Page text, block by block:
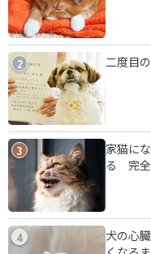
2 二度目
3
家猫に
る 完全
4
犬の心